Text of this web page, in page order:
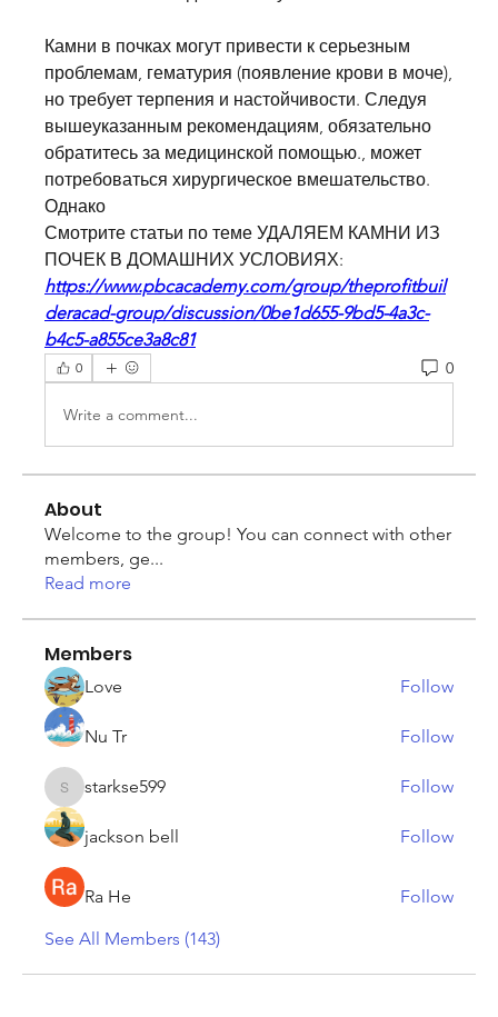
Камни в почках могут привести к серьезным
проблемам, гематурия (появление крови в моче),
но требует терпения и настойчивости. Следуя
вышеуказанным рекомендациям, обязательно
обратитесь за медицинской помощью., может
потребоваться хирургическое вмешательство.
Однако
Смотрите статьи по теме УДАЛЯЕМ КАМНИ ИЗ
ПОЧЕК В ДОМАШНИХ УСЛОВИЯХ:
https://www.pbcacademy.com/group/theprofitbuil
deracad-group/discussion/0be1d655-9bd5-4a3c-
b4c5-a855ce3a8c81
0 0
Write a comment...
About
Welcome to the group! You can connect with other
members, ge...
Read more
Members
Love Follow
Nu Tr Follow
starkse599
starkse599 Follow
jackson bell Follow
Ra He
Follow
See All Members (143)